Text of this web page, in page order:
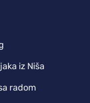
iz Niša
radom